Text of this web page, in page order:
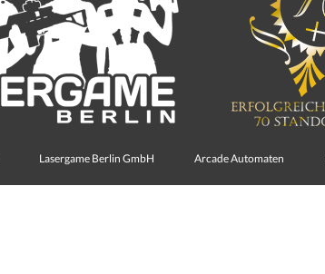
Lasergame Berlin GmbH Arcade Automaten